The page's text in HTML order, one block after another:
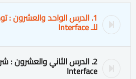
1. الدرس الواحد والعشرون :
للـ Interface
Interface